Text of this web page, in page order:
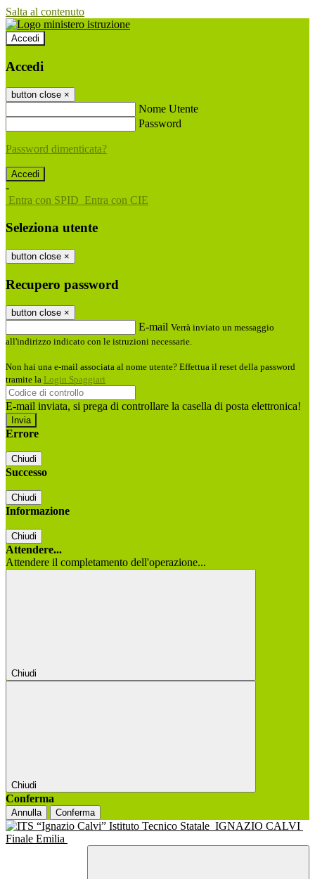
Salta al contenuto
Accedi
Accedi
button close ×
Nome Utente
Password
Password dimenticata?
-
Entra con SPID Entra con CIE
Seleziona utente
button close ×
Recupero password
button close ×
E-mail Verrà inviato un messaggio
all'indirizzo indicato con le istruzioni necessarie.
Non hai una e-mail associata al nome utente? Effettua il reset della password
tramite la Login Spaggiari
E-mail inviata, si prega di controllare la casella di posta elettronica!
Errore
Chiudi
Successo
Chiudi
Informazione
Chiudi
Attendere...
Attendere il completamento dell'operazione...
Chiudi
Chiudi
Conferma
Annulla Conferma
Istituto Tecnico Statale IGNAZIO CALVI
Finale Emilia